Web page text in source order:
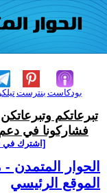
بنترست بودكاست
تبرعاتكم
فشاركونا في دعم
[اشترك في
الحوار المتمدن -
الموقع الرئيسي